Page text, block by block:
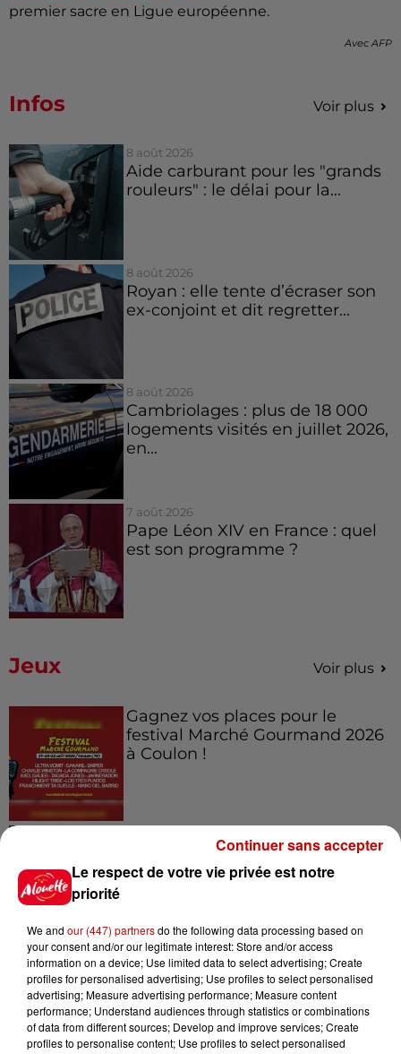
premier sacre en Ligue européenne.
Avec AFP
Infos Voir plus
8 août 2026
Aide carburant pour les "grands
rouleurs" : le délai pour la...
8 août 2026
Royan : elle tente d’écraser son
ex-conjoint et dit regretter...
8 août 2026
Cambriolages : plus de 18 000
logements visités en juillet 2026,
en...
7 août 2026
Pape Léon XIV en France : quel
est son programme ?
Jeux Voir plus
Gagnez vos places pour le
festival Marché Gourmand 2026
à Coulon !
Le Duel - Gagnez vos entrées
pour l'un des zoos de nos
régions !
Destination Vacances - Gagnez
votre séjour en famille au cœur
de la...
Le respect de votre vie privée est notre
priorité
We and our (447) partnersdo the following data processing based on
your consent and/or our legitimate interest: Store and/or access
information on a device; Use limited data to select advertising; Create
profiles for personalised advertising; Use profiles to select personalised
advertising; Measure advertising performance; Measure content
performance; Understand audiences through statistics or combinations
of data from different sources; Develop and improve services; Create
profiles to personalise content; Use profiles to select personalised
Continuer sans accepter